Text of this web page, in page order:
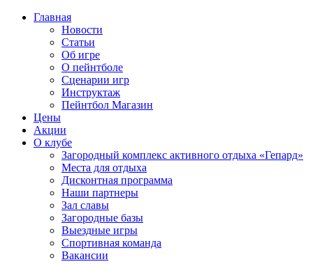
Главная
Новости
Статьи
Об игре
О пейнтболе
Сценарии игр
Инструктаж
Пейнтбол Магазин
Цены
Акции
О клубе
Загородный комплекс активного отдыха «Гепард»
Места для отдыха
Дисконтная программа
Наши партнеры
Зал славы
Загородные базы
Выездные игры
Спортивная команда
Вакансии